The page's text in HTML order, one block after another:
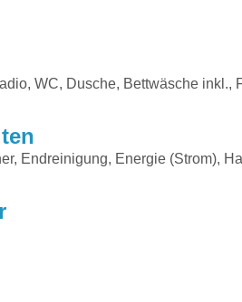
WC, Dusche, Bettwäsche inkl.,
Endreinigung, Energie (Strom),